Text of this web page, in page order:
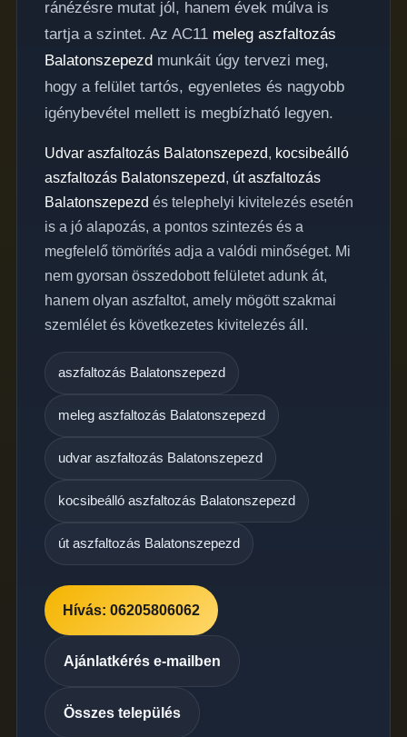
ránézésre mutat jól, hanem évek múlva is
tartja a szintet. Az AC11 meleg aszfaltozás
Balatonszepezdmunkáit úgy tervezi meg,
hogy a felület tartós, egyenletes és nagyobb
igénybevétel mellett is megbízható legyen.
Udvar aszfaltozás Balatonszepezd, kocsibeálló
aszfaltozás Balatonszepezd, út aszfaltozás
Balatonszepezd és telephelyi kivitelezés esetén
is a jó alapozás, a pontos szintezés és a
megfelelő tömörítés adja a valódi minőséget. Mi
nem gyorsan összedobott felületet adunk át,
hanem olyan aszfaltot, amely mögött szakmai
szemlélet és következetes kivitelezés áll.
aszfaltozás Balatonszepezd
meleg aszfaltozás Balatonszepezd
udvar aszfaltozás Balatonszepezd
kocsibeálló aszfaltozás Balatonszepezd
út aszfaltozás Balatonszepezd
Hívás: 06205806062
Ajánlatkérés e-mailben
Összes település